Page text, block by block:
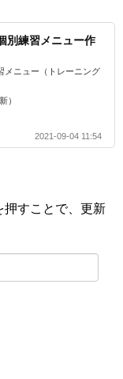
別練習メニュー作
メニュー（トレーニング
）
2021-09-04 11:54
押すことで、更新